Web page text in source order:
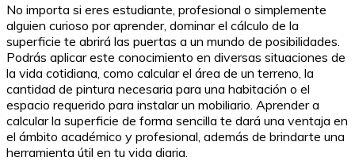
No importa si eres estudiante, profesional o simplemente
alguien curioso por aprender, dominar el cálculo de la
superficie te abrirá las puertas a un mundo de posibilidades.
Podrás aplicar este conocimiento en diversas situaciones de
la vida cotidiana, como calcular el área de un terreno, la
cantidad de pintura necesaria para una habitación o el
espacio requerido para instalar un mobiliario. Aprender a
calcular la superficie de forma sencilla te dará una ventaja en
el ámbito académico y profesional, además de brindarte una
herramienta útil en tu vida diaria.